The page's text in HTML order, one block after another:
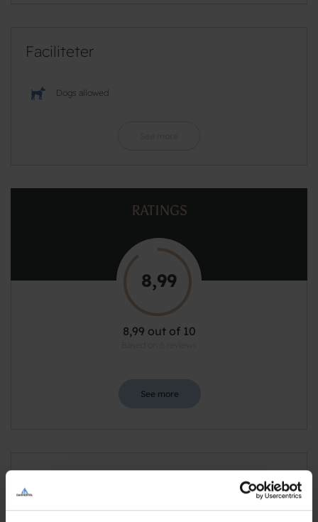
Faciliteter
Dogs allowed
RATINGS
8,99
8,99 out of 10
See more
Facilities 8,33 out of 10